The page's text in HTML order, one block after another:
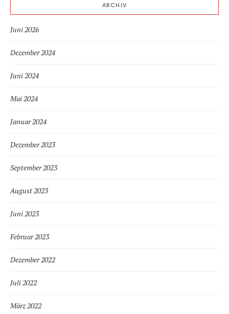
ARCHIV
Juni 2026
Dezember 2024
Juni 2024
Mai 2024
Januar 2024
Dezember 2023
September 2023
August 2023
Juni 2023
Februar 2023
Dezember 2022
Juli 2022
März 2022